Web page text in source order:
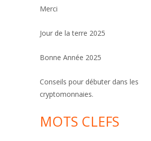
Merci
Jour de la terre 2025
Bonne Année 2025
Conseils pour débuter dans les
cryptomonnaies.
MOTS CLEFS